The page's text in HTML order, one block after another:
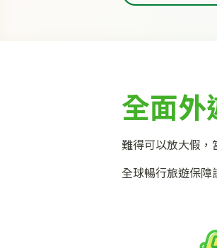
全面外
難得可以放大假，
全球暢行旅遊保障